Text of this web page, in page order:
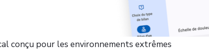
conçu pour les environnements extrêmes